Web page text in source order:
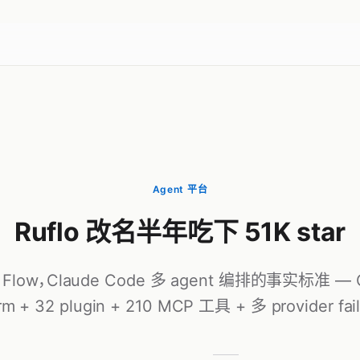
Agent 平台
Ruflo 改名半年吃下 51K star
，Claude Code 多 agent 编排的事实标准 —
+ 32 plugin + 210 MCP 工具 + 多 provider